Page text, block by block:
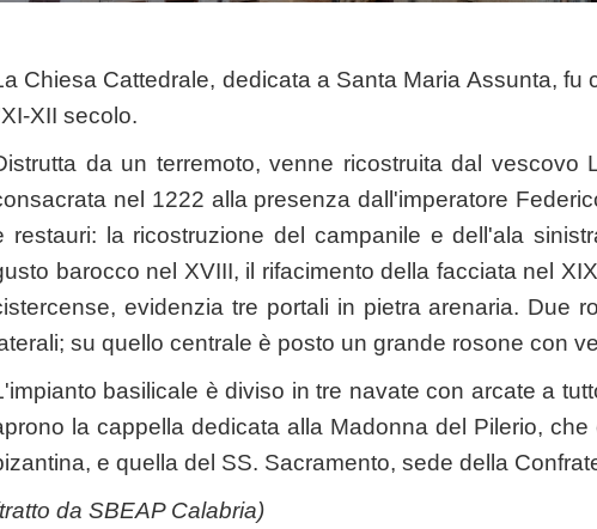
Chiesa Cattedrale, dedicata a Santa Maria Assunta, fu
XII secolo.
da un terremoto, venne ricostruita dal vescovo
nel 1222 alla presenza dall'imperatore
restauri: la ricostruzione del campanile e dell'ala
barocco nel XVIII, il rifacimento della facciata nel
evidenzia tre portali in pietra arenaria. Due
su quello centrale è posto un grande rosone con
basilicale è diviso in tre navate con arcate a
la cappella dedicata alla Madonna del Pilerio,
e quella del SS. Sacramento, sede della
da SBEAP Calabria)